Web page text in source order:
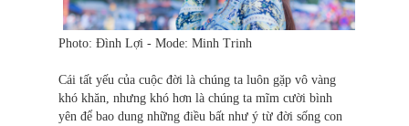
Photo: Đình Lợi - Mode: Minh Trinh
Cái tất yếu của cuộc đời là chúng ta luôn gặp vô vàng
khó khăn, nhưng khó hơn là chúng ta mĩm cười bình
yên để bao dung những điều bất như ý từ đời sống con